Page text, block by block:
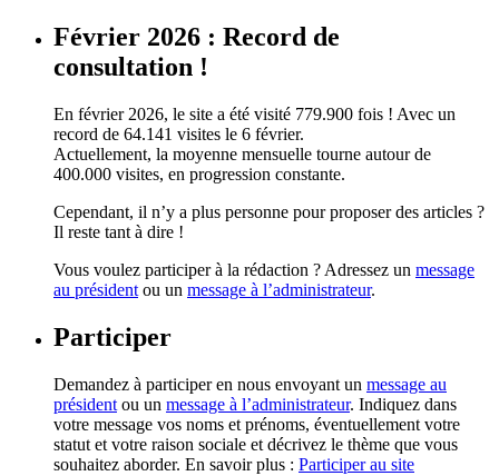
Février 2026 : Record de
consultation !
En février 2026, le site a été visité 779.900 fois ! Avec un
record de 64.141 visites le 6 février.
Actuellement, la moyenne mensuelle tourne autour de
400.000 visites, en progression constante.
Cependant, il n’y a plus personne pour proposer des articles ?
Il reste tant à dire !
Vous voulez participer à la rédaction ? Adressez un message
au président ou un message à l’administrateur.
Participer
Demandez à participer en nous envoyant un message au
président ou un message à l’administrateur. Indiquez dans
votre message vos noms et prénoms, éventuellement votre
statut et votre raison sociale et décrivez le thème que vous
souhaitez aborder. En savoir plus : Participer au site